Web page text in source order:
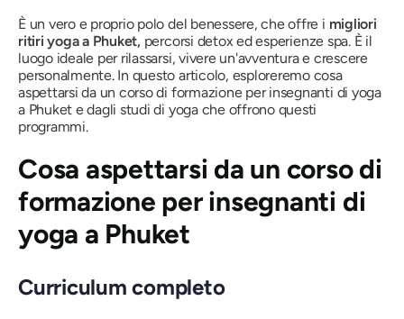
È un vero e proprio polo del benessere, che offre i migliori
ritiri yoga a Phuket,percorsi detox edesperienze spa. È il
luogo ideale per rilassarsi, vivere un'avventura e crescere
personalmente. In questo articolo, esploreremo cosa
aspettarsi da un corso di formazione per insegnanti di yoga
a Phuket e dagli studi di yoga che offrono questi
programmi.
Cosa aspettarsi da un corso di
formazione per insegnanti di
yoga a Phuket
Curriculum completo